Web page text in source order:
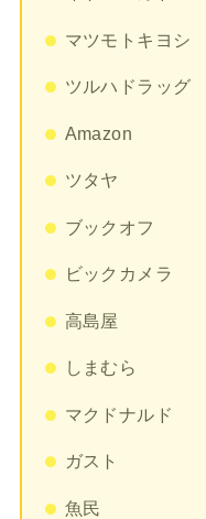
マツモトキヨシ
ツルハドラッグ
Amazon
ツタヤ
ブックオフ
ビックカメラ
高島屋
しまむら
マクドナルド
ガスト
魚民